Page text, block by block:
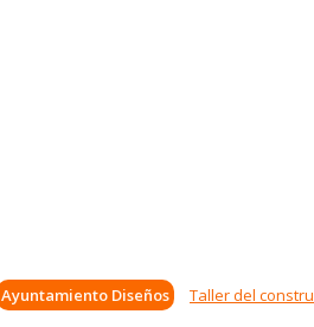
Ayuntamiento Diseños Taller del